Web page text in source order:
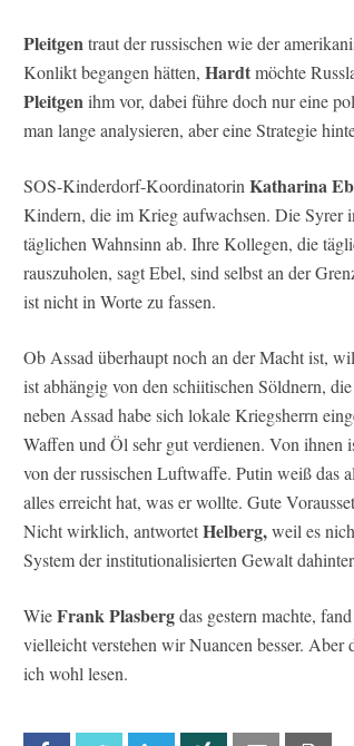
Pleitgentraut der russischen wie der
Konlikt begangen hätten, Hardtmöchte
Pleitgenihm vor, dabei führe doch nur eine
man lange analysieren, aber eine Strategie
SOS-Kinderdorf-Koordinatorin Katharina
Kindern, die im Krieg aufwachsen. Die Syrer
täglichen Wahnsinn ab. Ihre Kollegen, die
rauszuholen, sagt Ebel, sind selbst an der
ist nicht in Worte zu fassen.
Ob Assad überhaupt noch an der Macht ist,
ist abhängig von den schiitischen Söldnern,
neben Assad habe sich lokale Kriegsherrn
Waffen und Öl sehr gut verdienen. Von ihnen
von der russischen Luftwaffe. Putin weiß das
alles erreicht hat, was er wollte. Gute
Nicht wirklich, antwortetHelberg,weil es
System der institutionalisierten Gewalt
WieFrank Plasbergdas gestern machte,
vielleicht verstehen wir Nuancen besser. Aber
ich wohl lesen.